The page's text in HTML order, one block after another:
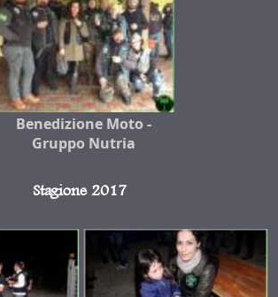
Benedizione Moto -
Gruppo Nutria
Stagione 2017